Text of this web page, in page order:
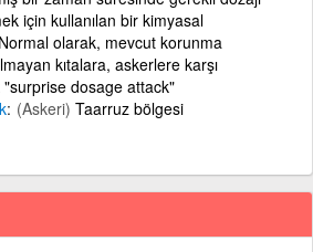
için kullanılan bir kimyasal
olarak, mevcut korunma
kıtalara, askerlere karşı
"surprise dosage attack"
(Askeri) Taarruz bölgesi